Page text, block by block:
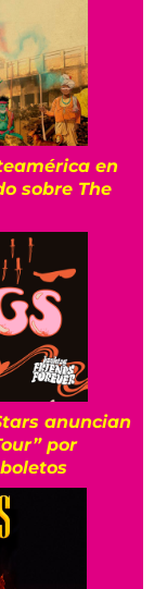
en
sobre The
anuncian
por